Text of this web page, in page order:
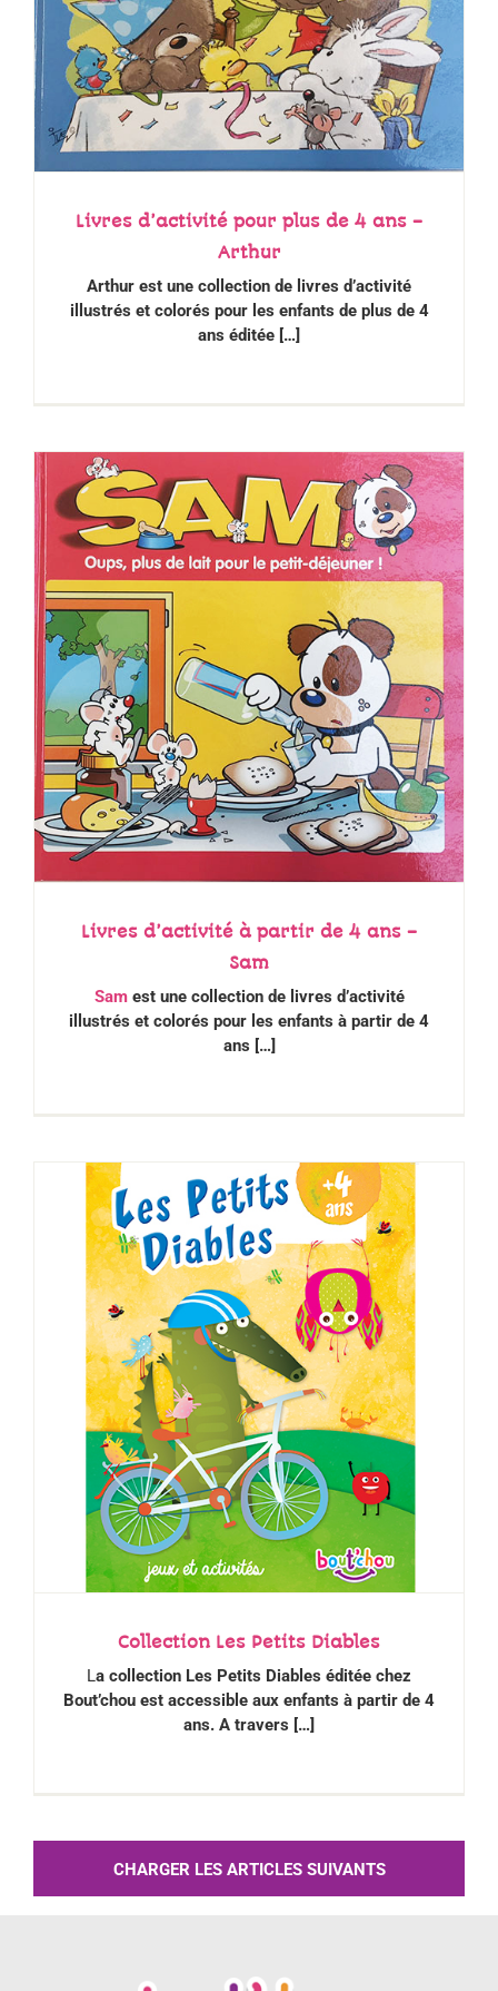
Livres d’activité pour plus de 4 ans –
Arthur
Arthur est une collection de livres d’activité
illustrés et colorés pour les enfants de plus de 4
ans éditée […]
Livres d’activité à partir de 4 ans –
Sam
Samest une collection de livres d’activité
illustrés et colorés pour les enfants à partir de 4
ans […]
Collection Les Petits Diables
La collection Les Petits Diables éditée chez
Bout’chou est accessible aux enfants à partir de 4
ans. A travers […]
CHARGER LES ARTICLES SUIVANTS